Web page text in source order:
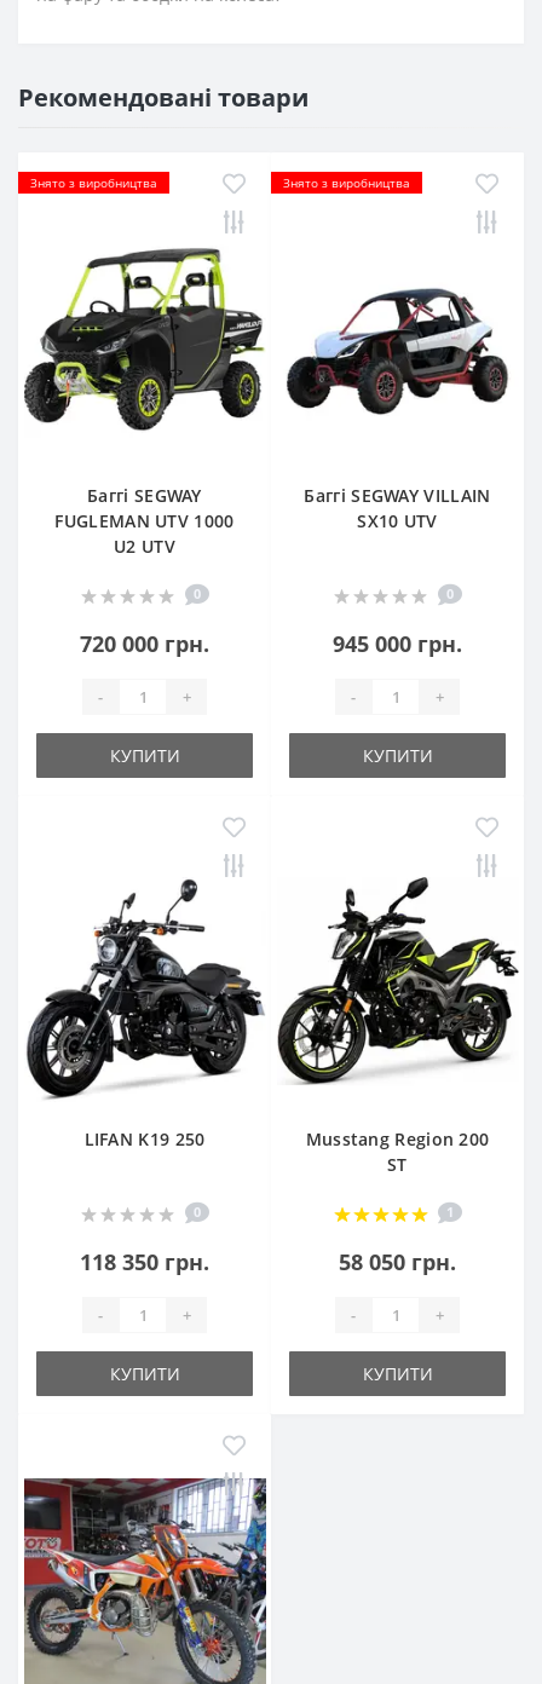
Рекомендовані товари
Знято з виробництва
Баггі SEGWAY
FUGLEMAN UTV 1000
U2 UTV
0
720 000 грн.
- +
КУПИТИ
Знято з виробництва
Баггі SEGWAY VILLAIN
SX10 UTV
0
945 000 грн.
- +
КУПИТИ
LIFAN K19 250
0
118 350 грн.
- +
КУПИТИ
Musstang Region 200
ST
1
58 050 грн.
- +
КУПИТИ